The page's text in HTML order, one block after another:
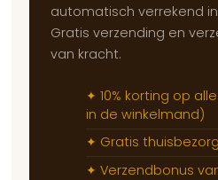
automatisch verrekend
Gratis verzending en
van kracht.
✦ 10% korting op
in de winkelmand)
✦ Gratis
✦ Verzendbonus